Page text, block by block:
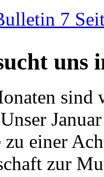
7
uns
einer
zur